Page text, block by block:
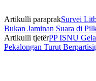
Artikulli paraprakSurvei
Bukan Jaminan Suara di
Artikulli tjetërPP ISNU
Pekalongan Turut